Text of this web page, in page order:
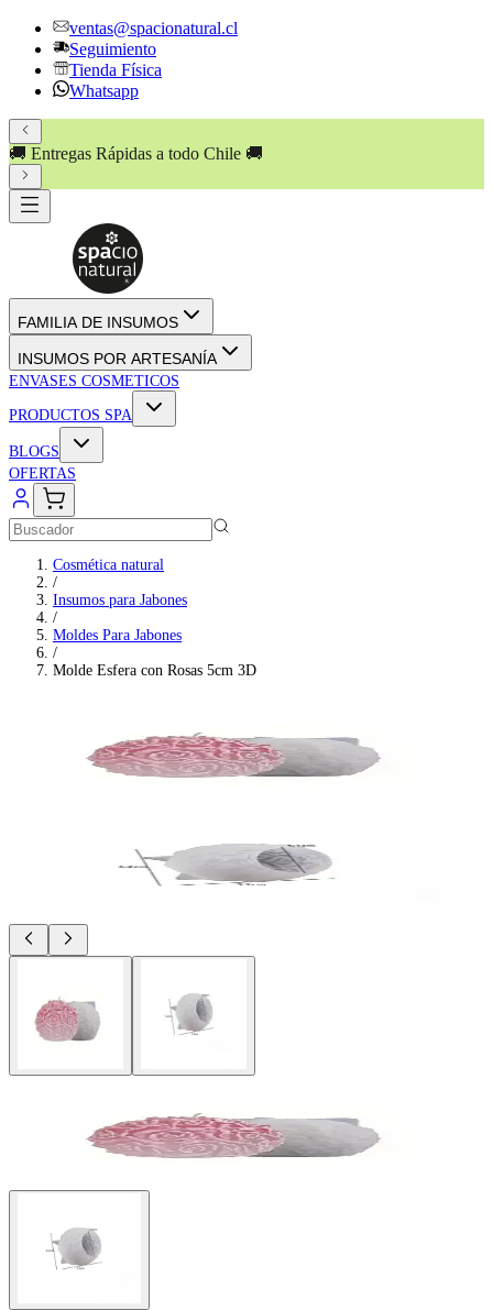
ventas@spacionatural.cl
Seguimiento
Tienda Física
Whatsapp
🚚 Entregas Rápidas a todo Chile 🚚
FAMILIA DE INSUMOS
INSUMOS POR ARTESANÍA
ENVASES COSMETICOS
PRODUCTOS SPA
BLOGS
OFERTAS
Cosmética natural
/
Insumos para Jabones
/
Moldes Para Jabones
/
Molde Esfera con Rosas 5cm 3D